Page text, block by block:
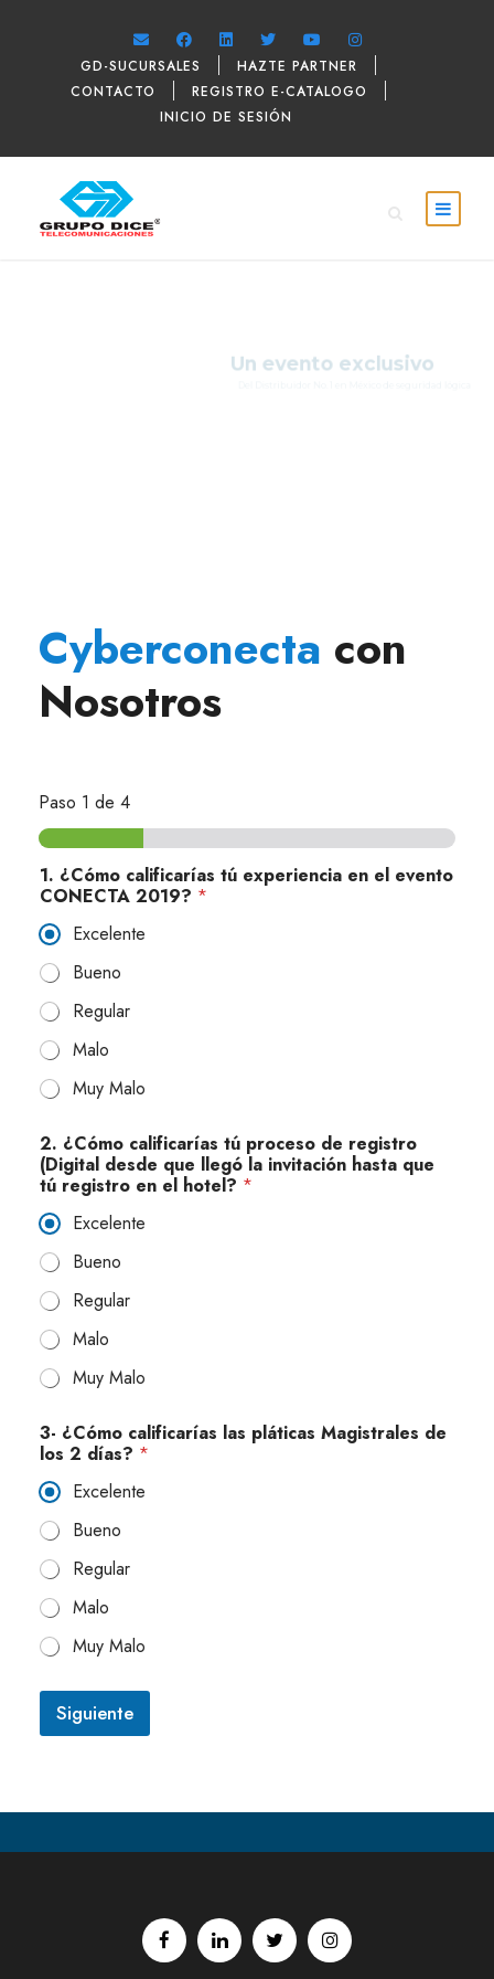
GD-SUCURSALES
HAZTE PARTNER
CONTACTO
REGISTRO E-CATALOGO
INICIO DE SESIÓN
Un evento exclusivo
Cyberconecta con
Nosotros
Paso 1 de 4
1. ¿Cómo calificarías tú experiencia en el evento
CONECTA 2019? *
Excelente
Bueno
Regular
Malo
Muy Malo
2. ¿Cómo calificarías tú proceso de registro
(Digital desde que llegó la invitación hasta que
tú registro en el hotel? *
Excelente
Bueno
Regular
Malo
Muy Malo
3- ¿Cómo calificarías las pláticas Magistrales de
los 2 días? *
Excelente
Bueno
Regular
Malo
Muy Malo
Siguiente